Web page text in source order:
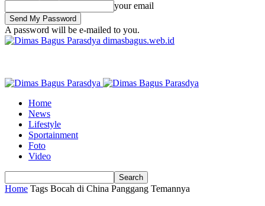
your email
A password will be e-mailed to you.
dimasbagus.web.id
Home
News
Lifestyle
Sportainment
Foto
Video
Home Tags Bocah di China Panggang Temannya